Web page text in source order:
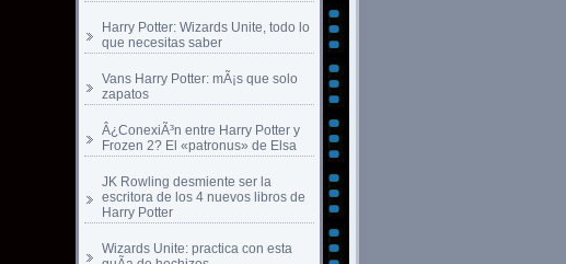
Harry Potter: Wizards Unite, todo lo
que necesitas saber
Vans Harry Potter: mÃ¡s que solo
zapatos
Â¿ConexiÃ³n entre Harry Potter y
Frozen 2? El «patronus» de Elsa
JK Rowling desmiente ser la
escritora de los 4 nuevos libros de
Harry Potter
Wizards Unite: practica con esta